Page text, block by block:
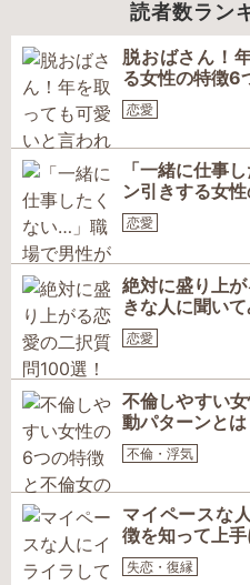
読者数ラン
脱おばさん！
る女性の特徴6
恋愛
「一緒に仕事
ン引きする女
恋愛
絶対に盛り上
きな人に聞いて
恋愛
不倫しやすい
動パターンとは
不倫・浮気
マイペースな
徴を知って上
失恋・復縁